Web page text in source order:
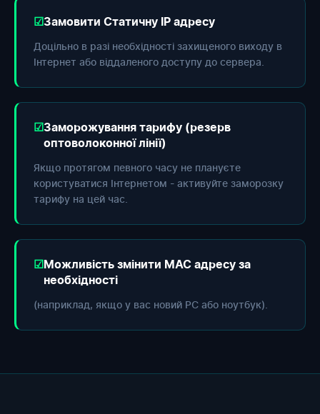
Замовити Статичну IP адресу
Доцільно в разі необхідності захищеного виходу в
Інтернет або віддаленого доступу до сервера.
Заморожування тарифу (резерв
оптоволоконної лінії)
Якщо протягом певного часу не плануєте
користуватися Інтернетом - активуйте заморозку
тарифу на цей час.
Можливість змінити МАС адресу за
необхідності
(наприклад, якщо у вас новий РС або ноутбук).